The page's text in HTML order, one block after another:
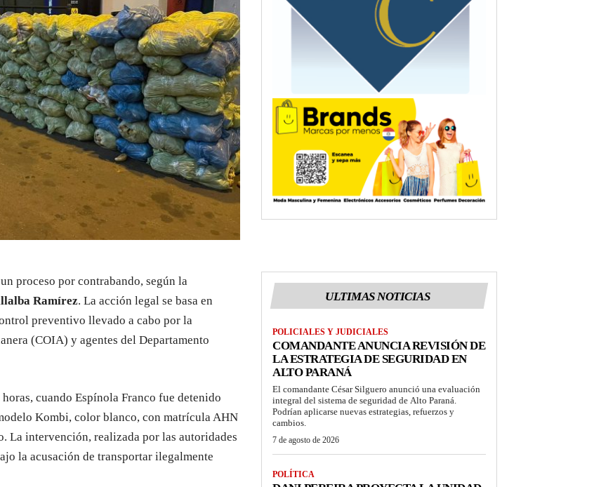
proceso por contrabando, según la
Ramírez. La acción legal se basa en
preventivo llevado a cabo por la
(COIA) y agentes del Departamento
cuando Espínola Franco fue detenido
Kombi, color blanco, con matrícula AHN
La intervención, realizada por las autoridades
la acusación de transportar ilegalmente
ULTIMAS NOTICIAS
POLICIALES Y JUDICIALES
COMANDANTE ANUNCIA REVISIÓN DE
LA ESTRATEGIA DE SEGURIDAD EN
ALTO PARANÁ
El comandante César Silguero anunció una evaluación
integral del sistema de seguridad de Alto Paraná.
Podrían aplicarse nuevas estrategias, refuerzos y
cambios.
7 de agosto de 2026
POLÍTICA